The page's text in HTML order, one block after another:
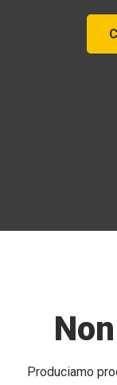
Produciamo